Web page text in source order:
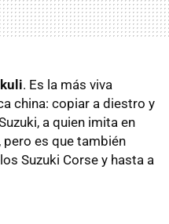
. Es la más viva
china: copiar a diestro y
a quien imita en
pero es que también
Suzuki Corse y hasta a